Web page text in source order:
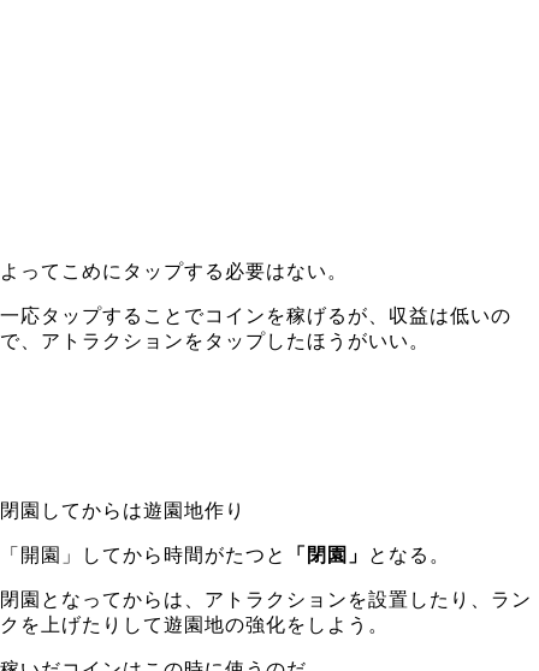
よってこめにタップする必要はない。
一応タップすることでコインを稼げるが、収益は低いの
で、アトラクションをタップしたほうがいい。
閉園してからは遊園地作り
「開園」してから時間がたつと 「閉園」 となる。
閉園となってからは、アトラクションを設置したり、ラン
クを上げたりして遊園地の強化をしよう。